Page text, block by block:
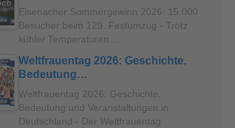
Eisenacher Sommergewinn 2026: 15.000
Besucher beim 129. Festumzug - Trotz
kühler Temperaturen…
Weltfrauentag 2026: Geschichte,
Bedeutung…
Weltfrauentag 2026: Geschichte,
Bedeutung und Veranstaltungen in
Deutschland - Der Weltfrauentag